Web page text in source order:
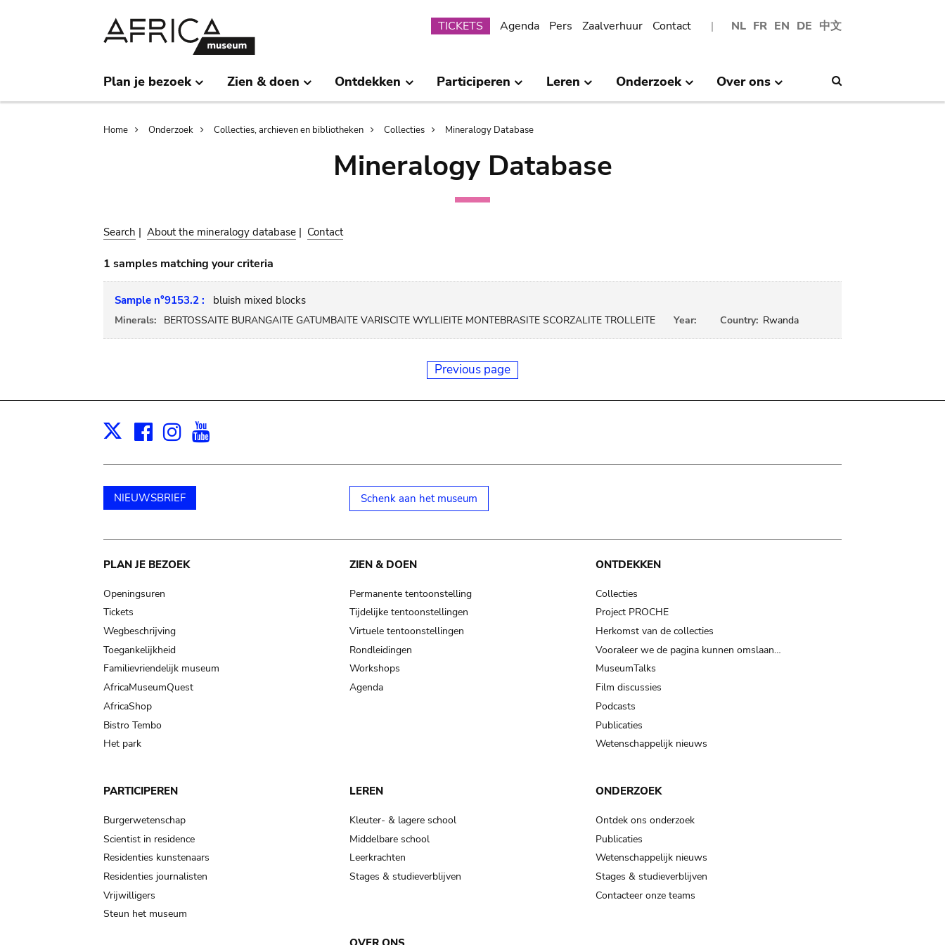
NL FR EN DE 中文
Submenu
TICKETS Agenda Pers Zaalverhuur Contact
Plan je bezoek Zien & doen Ontdekken Participeren Leren Onderzoek Over ons
Breadcrumb
Home Onderzoek Collecties, archieven en bibliotheken Collecties Mineralogy Database
Mineralogy Database
Search | About the mineralogy database | Contact
1 samples matching your criteria
Sample n°9153.2 : bluish mixed blocks
Minerals: BERTOSSAITE BURANGAITE GATUMBAITE VARISCITE WYLLIEITE MONTEBRASITE SCORZALITE TROLLEITE Year: Country: Rwanda
Previous page
X Facebook
Instagram
NIEUWSBRIEF Schenk aan het museum
Main
navigation
PLAN JE BEZOEK
Openingsuren
Tickets
Wegbeschrijving
Toegankelijkheid
Familievriendelijk museum
AfricaMuseumQuest
AfricaShop
Bistro Tembo
Het park
ZIEN & DOEN
Permanente tentoonstelling
Tijdelijke tentoonstellingen
Virtuele tentoonstellingen
Rondleidingen
Workshops
Agenda
ONTDEKKEN
Collecties
Project PROCHE
Herkomst van de collecties
Vooraleer we de pagina kunnen omslaan…
MuseumTalks
Film discussies
Podcasts
Publicaties
Wetenschappelijk nieuws
PARTICIPEREN
Burgerwetenschap
Scientist in residence
Residenties kunstenaars
Residenties journalisten
Vrijwilligers
Steun het museum
LEREN
Kleuter- & lagere school
Middelbare school
Leerkrachten
Stages & studieverblijven
ONDERZOEK
Ontdek ons onderzoek
Publicaties
Wetenschappelijk nieuws
Stages & studieverblijven
Contacteer onze teams